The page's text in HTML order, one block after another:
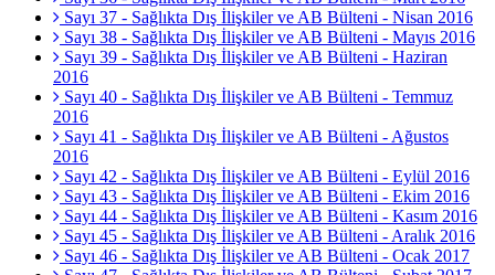
Sayı 37 - Sağlıkta Dış İlişkiler ve AB Bülteni - Nisan 2016
Sayı 38 - Sağlıkta Dış İlişkiler ve AB Bülteni - Mayıs 2016
Sayı 39 - Sağlıkta Dış İlişkiler ve AB Bülteni - Haziran
2016
Sayı 40 - Sağlıkta Dış İlişkiler ve AB Bülteni - Temmuz
2016
Sayı 41 - Sağlıkta Dış İlişkiler ve AB Bülteni - Ağustos
2016
Sayı 42 - Sağlıkta Dış İlişkiler ve AB Bülteni - Eylül 2016
Sayı 43 - Sağlıkta Dış İlişkiler ve AB Bülteni - Ekim 2016
Sayı 44 - Sağlıkta Dış İlişkiler ve AB Bülteni - Kasım 2016
Sayı 45 - Sağlıkta Dış İlişkiler ve AB Bülteni - Aralık 2016
Sayı 46 - Sağlıkta Dış İlişkiler ve AB Bülteni - Ocak 2017